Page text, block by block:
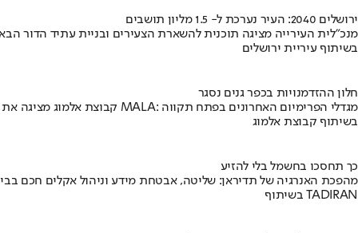
ירושלים 2040: העיר נערכת ל- 1.5 מליון תושבים
מנכ"לית העירייה מציגה תוכנית להשארת הצעירים ובניית עתיד הדור
בשיתוף עיריית ירושלים
חלון ההזדמנויות בכפר גנים נסגר
קבוצת אלמוג מציגה את פרויקט MALA: מגדלי הפרימיום האחרונים בפתח תקווה
בשיתוף קבוצת אלמוג
כך תחסכו בחשמל בלי להזיע
מהפכת האנרגיה של תדיראן: שליטה, אבטחת מידע וניהול אקלים חכם
בשיתוף TADIRAN